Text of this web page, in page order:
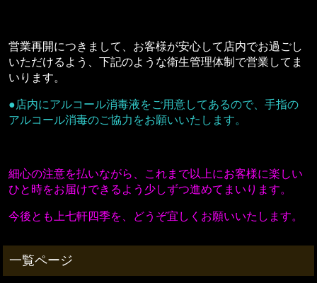
営業再開につきまして、お客様が安心して店内でお過ごし
いただけるよう、下記のような衛生管理体制で営業してま
いります。
●店内にアルコール消毒液をご用意してあるので、手指の
アルコール消毒のご協力をお願いいたします。
細心の注意を払いながら、これまで以上にお客様に楽しい
ひと時をお届けできるよう少しずつ進めてまいります。
今後とも上七軒四季を、どうぞ宜しくお願いいたします。